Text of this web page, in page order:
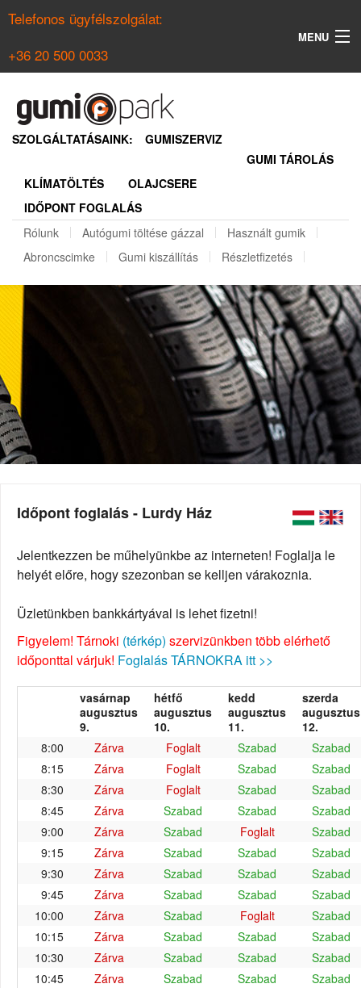
Telefonos ügyfélszolgálat:
+36 20 500 0033
MENU
NYÁRI GUMI KERESŐ
REGISZTRÁCIÓ
SZOLGÁLTATÁSAINK:
GUMISZERVIZ
GUMI TÁROLÁS
KLÍMATÖLTÉS
OLAJCSERE
IDŐPONT FOGLALÁS
Rólunk
Autógumi töltése gázzal
Használt gumik
Abroncscimke
Gumi kiszállítás Részletfizetés
Időpont foglalás - Lurdy Ház
Jelentkezzen be műhelyünkbe az interneten! Foglalja le
helyét előre, hogy szezonban se kelljen várakoznia.
Üzletünkben bankkártyával is lehet fizetni!
Figyelem! Tárnoki (térkép) szervizünkben több elérhető
időponttal várjuk! Foglalás TÁRNOKRA itt >>
vasárnap
augusztus
9.
hétfő
augusztus
10.
kedd
augusztus
11.
szerda
augusztus
12.
8:00
Zárva Foglalt Szabad
Szabad
8:15
Zárva Foglalt Szabad
Szabad
8:30
Zárva Foglalt Szabad
Szabad
8:45
Zárva Szabad Szabad
Szabad
9:00
Zárva Szabad Foglalt
Szabad
9:15
Zárva Szabad Szabad
Szabad
9:30
Zárva Szabad Szabad
Szabad
9:45
Zárva Szabad Szabad
Szabad
10:00
Zárva Szabad Foglalt
Szabad
10:15
Zárva Szabad Szabad
Szabad
10:30
Zárva Szabad Szabad
Szabad
10:45
Zárva Szabad Szabad
Szabad